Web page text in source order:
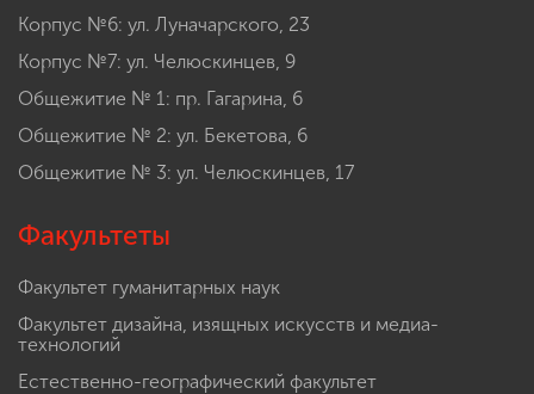
Корпус №6: ул. Луначарского, 23
Корпус №7: ул. Челюскинцев, 9
Общежитие № 1: пр. Гагарина, 6
Общежитие № 2: ул. Бекетова, 6
Общежитие № 3: ул. Челюскинцев, 17
Факультеты
Факультет гуманитарных наук
Факультет дизайна, изящных искусств и медиа-
технологий
Естественно-географический факультет